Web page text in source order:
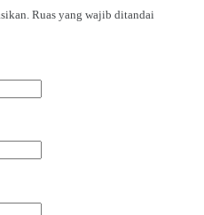
Ruas yang wajib ditandai